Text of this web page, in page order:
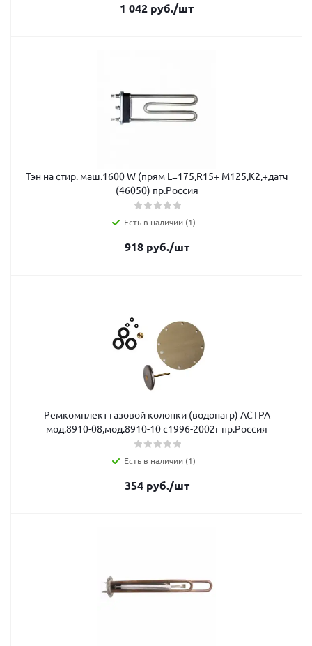
1 042 руб./шт
Тэн на стир. маш.1600 W (прям L=175,R15+ M125,К2,+датч
(46050) пр.Россия
Есть в наличии (1)
918руб./шт
Ремкомплект газовой колонки (водонагр) АСТРА
мод.8910-08,мод.8910-10 с1996-2002г пр.Россия
Есть в наличии (1)
354руб./шт